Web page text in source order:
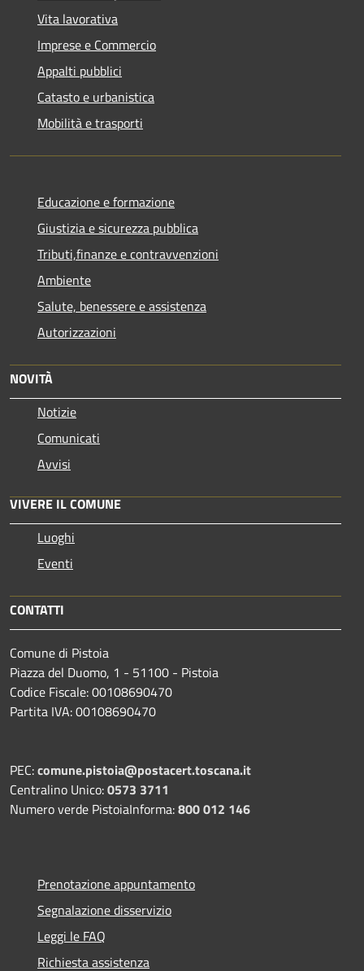
Vita lavorativa
Imprese e Commercio
Appalti pubblici
Catasto e urbanistica
Mobilità e trasporti
Educazione e formazione
Giustizia e sicurezza pubblica
Tributi,finanze e contravvenzioni
Ambiente
Salute, benessere e assistenza
Autorizzazioni
NOVITÀ
Notizie
Comunicati
Avvisi
VIVERE IL COMUNE
Luoghi
Eventi
CONTATTI
Comune di Pistoia
Piazza del Duomo, 1 - 51100 - Pistoia
Codice Fiscale: 00108690470
Partita IVA: 00108690470
PEC:comune.pistoia@postacert.toscana.it
Centralino Unico:0573 3711
Numero verde PistoiaInforma:800 012 146
Prenotazione appuntamento
Segnalazione disservizio
Leggi le FAQ
Richiesta assistenza